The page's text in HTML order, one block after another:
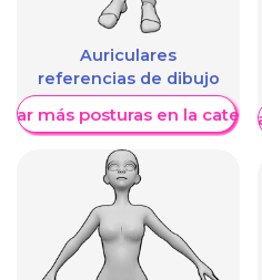
Auriculares
referencias de dibujo
más posturas en la